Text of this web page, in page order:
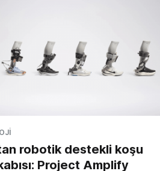
robotik destekli koşu
Project Amplify